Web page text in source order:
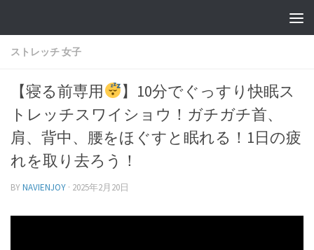
ストレッチ 女子
【寝る前専用
】10分でぐっすり快眠ス
トレッチスワイショウ！ガチガチ首、
肩、背中、腰をほぐすと眠れる！1日の疲
れを取り去ろう！
BYNAVIENJOY · 2025年2月20日